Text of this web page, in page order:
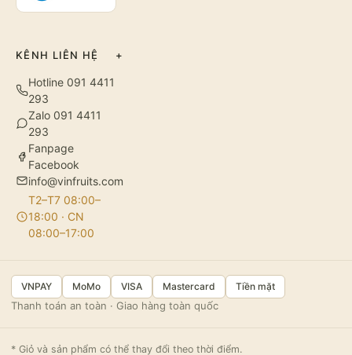
KÊNH LIÊN HỆ +
Hotline 091 4411
293
Zalo 091 4411
293
Fanpage
Facebook
info@vinfruits.com
T2–T7 08:00–
18:00 · CN
08:00–17:00
VNPAY MoMo VISA Mastercard Tiền mặt
Thanh toán an toàn · Giao hàng toàn quốc
* Giỏ và sản phẩm có thể thay đổi theo thời điểm.